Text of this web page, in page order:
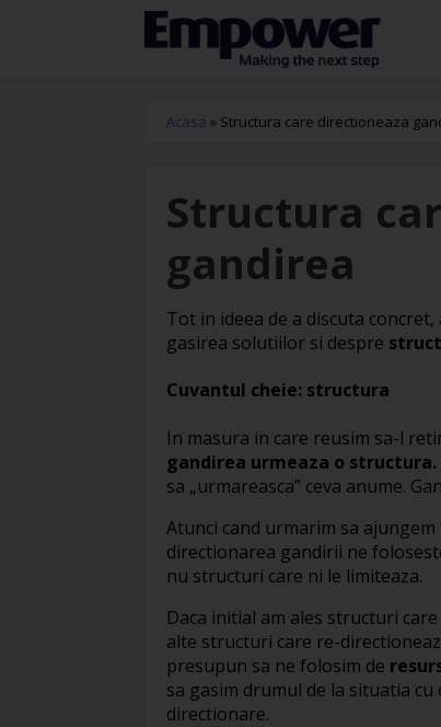
Acasa » Structura care directioneaza
Structura
gandirea
Tot in ideea de a discuta
gasirea solutiilor si despre
Cuvantul cheie: structura
In masura in care reusim sa-l
gandirea urmeaza o structura.
sa „urmareasca” ceva anume.
Atunci cand urmarim sa ajungem
directionarea gandirii ne
nu structuri care ni le limiteaza.
Daca initial am ales structuri
alte structuri care re-
presupun sa ne folosim de
sa gasim drumul de la situatia
directionare.